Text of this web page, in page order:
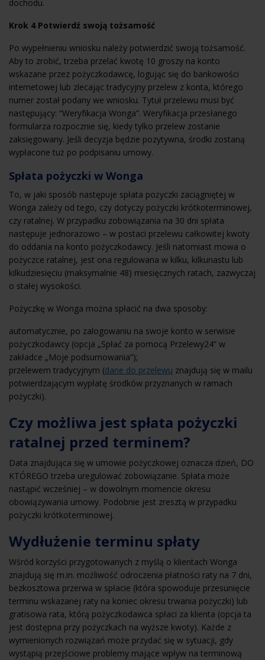
dochodu.
Krok 4 Potwierdź swoją tożsamość
Po wypełnieniu wniosku należy potwierdzić swoją tożsamość.
Aby to zrobić, trzeba przelać kwotę 10 groszy na konto
wskazane przez pożyczkodawcę, logując się do bankowości
internetowej lub zlecając tradycyjny przelew z konta, którego
numer został podany we wniosku. Tytuł przelewu musi być
następujący: “Weryfikacja Wonga”. Weryfikacja przesłanego
formularza rozpocznie się, kiedy tylko przelew zostanie
zaksięgowany. Jeśli decyzja będzie pozytywna, środki zostaną
wypłacone tuż po podpisaniu umowy.
Spłata pożyczki w Wonga
To, w jaki sposób następuje spłata pożyczki zaciągniętej w
Wonga zależy od tego, czy dotyczy pożyczki krótkoterminowej,
czy ratalnej. W przypadku zobowiązania na 30 dni spłata
następuje jednorazowo – w postaci przelewu całkowitej kwoty
do oddania na konto pożyczkodawcy. Jeśli natomiast mowa o
pożyczce ratalnej, jest ona regulowana w kilku, kilkunastu lub
kilkudziesięciu (maksymalnie 48) miesięcznych ratach, zazwyczaj
o stałej wysokości.
Pożyczkę w Wonga można spłacić na dwa sposoby:
automatycznie, po zalogowaniu na swoje konto w serwisie
pożyczkodawcy (opcja „Spłać za pomocą Przelewy24” w
zakładce „Moje podsumowania”);
przelewem tradycyjnym (dane do przelewu znajdują się w mailu
potwierdzającym wypłatę środków przyznanych w ramach
pożyczki).
Czy możliwa jest spłata pożyczki
ratalnej przed terminem?
Data znajdująca się w umowie pożyczkowej oznacza dzień, DO
KTÓREGO trzeba uregulować zobowiązanie. Spłata może
nastąpić wcześniej – w dowolnym momencie okresu
obowiązywania umowy. Podobnie jest zresztą w przypadku
pożyczki krótkoterminowej.
Wydłużenie terminu spłaty
Wśród korzyści przygotowanych z myślą o klientach Wonga
znajdują się m.in. możliwość odroczenia płatności raty na 7 dni,
bezkosztowa przerwa w spłacie (która spowoduje przesunięcie
terminu wskazanej raty na koniec okresu trwania pożyczki) lub
gratisowa rata, którą pożyczkodawca spłaci za klienta (opcja ta
jest dostępna przy pożyczkach na wyższe kwoty). Każde z
wymienionych rozwiązań może przydać się w sytuacji, gdy
wystąpią przejściowe problemy mające wpływ na terminową